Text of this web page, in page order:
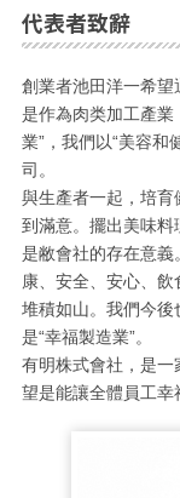
代表者致辭
創業者池田洋一希
是作為肉类加工產業
業”，我們以“美容和
司。
與生產者一起，培育
到滿意。擺出美味
是敝會社的存在意
康、安全、安心、
堆積如山。我們今
是“幸福製造業”。
有明株式會社，是
望是能讓全體員工幸